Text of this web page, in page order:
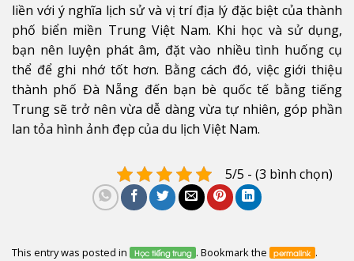
liền với ý nghĩa lịch sử và vị trí địa lý đặc biệt của thành
phố biển miền Trung Việt Nam. Khi học và sử dụng,
bạn nên luyện phát âm, đặt vào nhiều tình huống cụ
thể để ghi nhớ tốt hơn. Bằng cách đó, việc giới thiệu
thành phố Đà Nẵng đến bạn bè quốc tế bằng tiếng
Trung sẽ trở nên vừa dễ dàng vừa tự nhiên, góp phần
lan tỏa hình ảnh đẹp của du lịch Việt Nam.
5/5 - (3 bình chọn)
This entry was posted in Học tiếng trung . Bookmark the permalink .